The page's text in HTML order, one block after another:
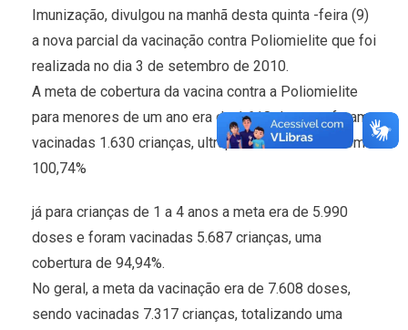
Imunização, divulgou na manhã desta quinta -feira (9)
a nova parcial da vacinação contra Poliomielite que foi
realizada no dia 3 de setembro de 2010.
A meta de cobertura da vacina contra a Poliomielite
para menores de um ano era de 1.618 doses e foram
vacinadas 1.630 crianças, ultrapassando a meta com
100,74%
já para crianças de 1 a 4 anos a meta era de 5.990
doses e foram vacinadas 5.687 crianças, uma
cobertura de 94,94%.
No geral, a meta da vacinação era de 7.608 doses,
sendo vacinadas 7.317 crianças, totalizando uma